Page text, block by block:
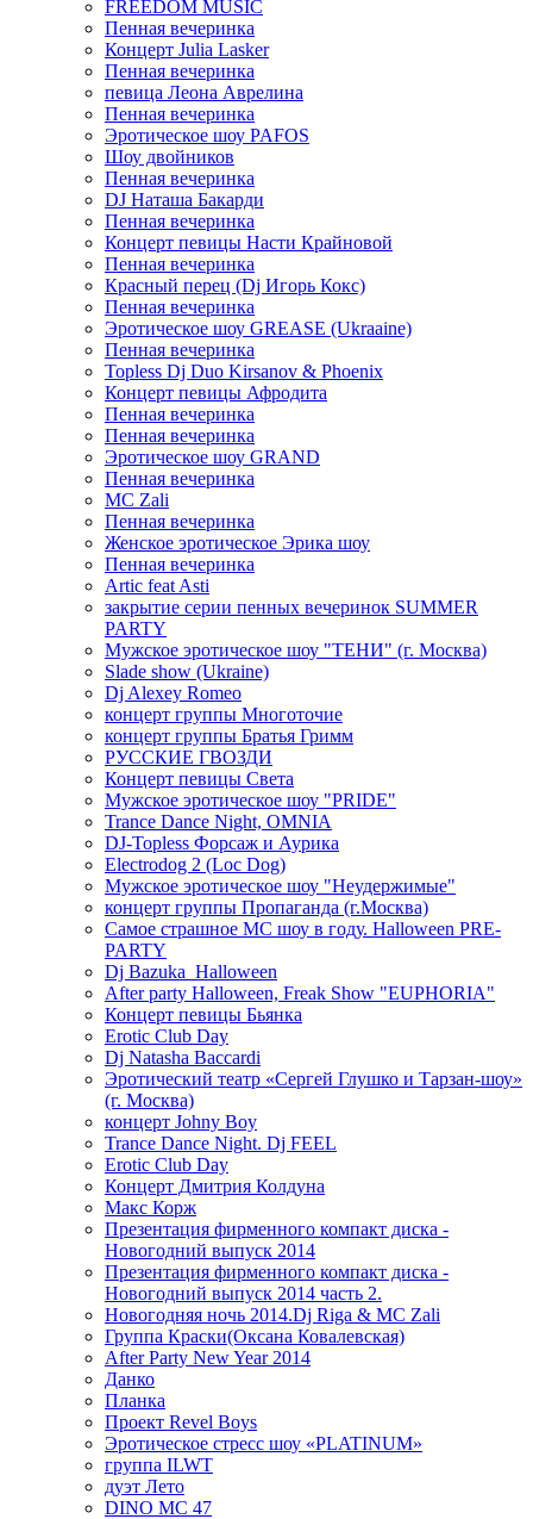
FREEDOM MUSIC
Пенная вечеринка
Концерт Julia Lasker
Пенная вечеринка
певица Леона Аврелина
Пенная вечеринка
Эротическое шоу PAFOS
Шоу двойников
Пенная вечеринка
DJ Наташа Бакарди
Пенная вечеринка
Концерт певицы Насти Крайновой
Пенная вечеринка
Красный перец (Dj Игорь Кокс)
Пенная вечеринка
Эротическое шоу GREASE (Ukraaine)
Пенная вечеринка
Topless Dj Duo Kirsanov & Phoenix
Концерт певицы Афродита
Пенная вечеринка
Пенная вечеринка
Эротическое шоу GRAND
Пенная вечеринка
MC Zali
Пенная вечеринка
Женское эротическое Эрика шоу
Пенная вечеринка
Artic feat Asti
закрытие серии пенных вечеринок SUMMER
PARTY
Мужское эротическое шоу "ТЕНИ" (г. Москва)
Slade show (Ukraine)
Dj Alexey Romeo
концерт группы Многоточие
концерт группы Братья Гримм
РУССКИЕ ГВОЗДИ
Концерт певицы Света
Мужское эротическое шоу "PRIDE"
Trance Dance Night, OMNIA
DJ-Topless Форсаж и Аурика
Electrodog 2 (Loc Dog)
Мужское эротическое шоу "Неудержимые"
концерт группы Пропаганда (г.Москва)
Самое страшное МС шоу в году. Halloween PRE-
PARTY
Dj Bazuka_Halloween
After party Halloween, Freak Show "EUPHORIA"
Концерт певицы Бьянка
Erotic Club Day
Dj Natasha Baccardi
Эротический театр «Сергей Глушко и Тарзан-шоу»
(г. Москва)
концерт Johny Boy
Trance Dance Night. Dj FEEL
Erotic Club Day
Концерт Дмитрия Колдуна
Макс Корж
Презентация фирменного компакт диска -
Новогодний выпуск 2014
Презентация фирменного компакт диска -
Новогодний выпуск 2014 часть 2.
Новогодняя ночь 2014.Dj Riga & MC Zali
Группа Краски(Оксана Ковалевская)
After Party New Year 2014
Данко
Планка
Проект Revel Boys
Эротическое стресс шоу «PLATINUM»
группа ILWT
дуэт Лето
DINO MC 47